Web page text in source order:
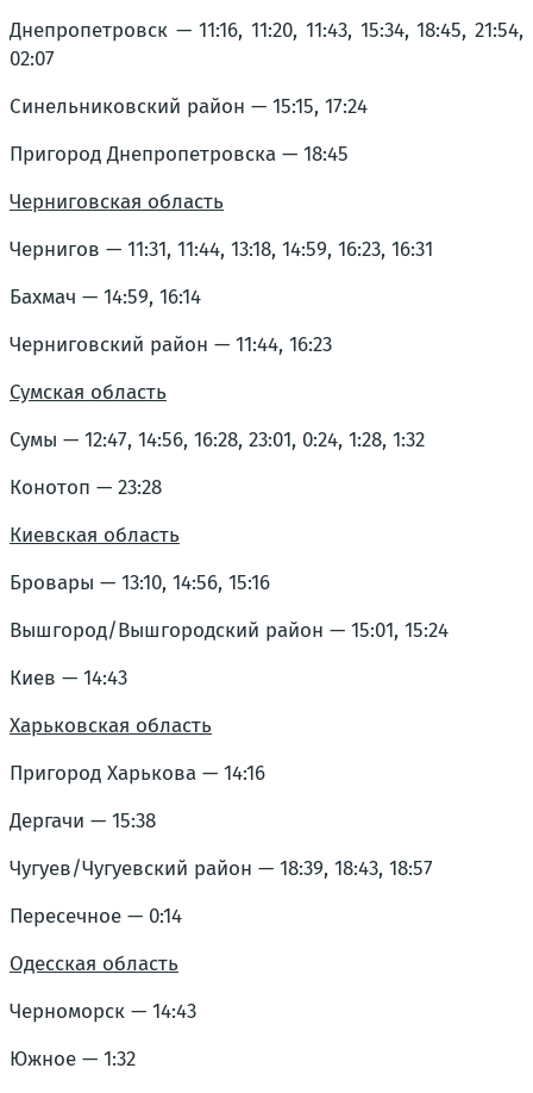
Днепропетровск — 11:16, 11:20, 11:43, 15:34, 18:45, 21:54,
02:07
Синельниковский район — 15:15, 17:24
Пригород Днепропетровска — 18:45
Черниговская область
Чернигов — 11:31, 11:44, 13:18, 14:59, 16:23, 16:31
Бахмач — 14:59, 16:14
Черниговский район — 11:44, 16:23
Сумская область
Сумы — 12:47, 14:56, 16:28, 23:01, 0:24, 1:28, 1:32
Конотоп — 23:28
Киевская область
Бровары — 13:10, 14:56, 15:16
Вышгород/Вышгородский район — 15:01, 15:24
Киев — 14:43
Харьковская область
Пригород Харькова — 14:16
Дергачи — 15:38
Чугуев/Чугуевский район — 18:39, 18:43, 18:57
Пересечное — 0:14
Одесская область
Черноморск — 14:43
Южное — 1:32